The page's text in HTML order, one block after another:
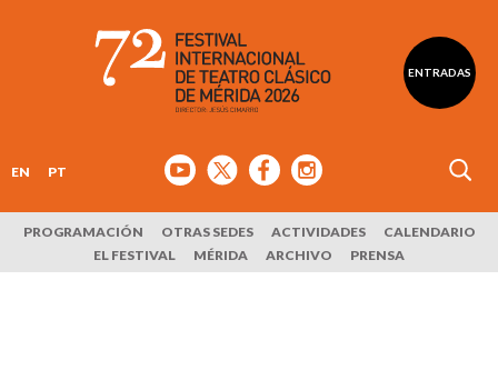
ENTRADAS
EN PT
PROGRAMACIÓN OTRAS SEDES ACTIVIDADES
CALENDARIO
EL FESTIVAL
MÉRIDA ARCHIVO PRENSA